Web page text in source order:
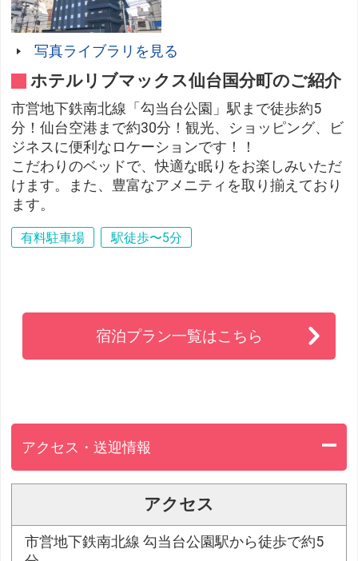
写真ライブラリを見る
ホテルリブマックス仙台国分町のご紹介
市営地下鉄南北線「勾当台公園」駅まで徒歩約5
分！仙台空港まで約30分！観光、ショッピング、ビ
ジネスに便利なロケーションです！！
こだわりのベッドで、快適な眠りをお楽しみいただ
けます。また、豊富なアメニティを取り揃えており
ます。
有料駐車場 駅徒歩〜5分
宿泊プラン一覧はこちら
アクセス・送迎情報
アクセス
市営地下鉄南北線 勾当台公園駅から徒歩で約5